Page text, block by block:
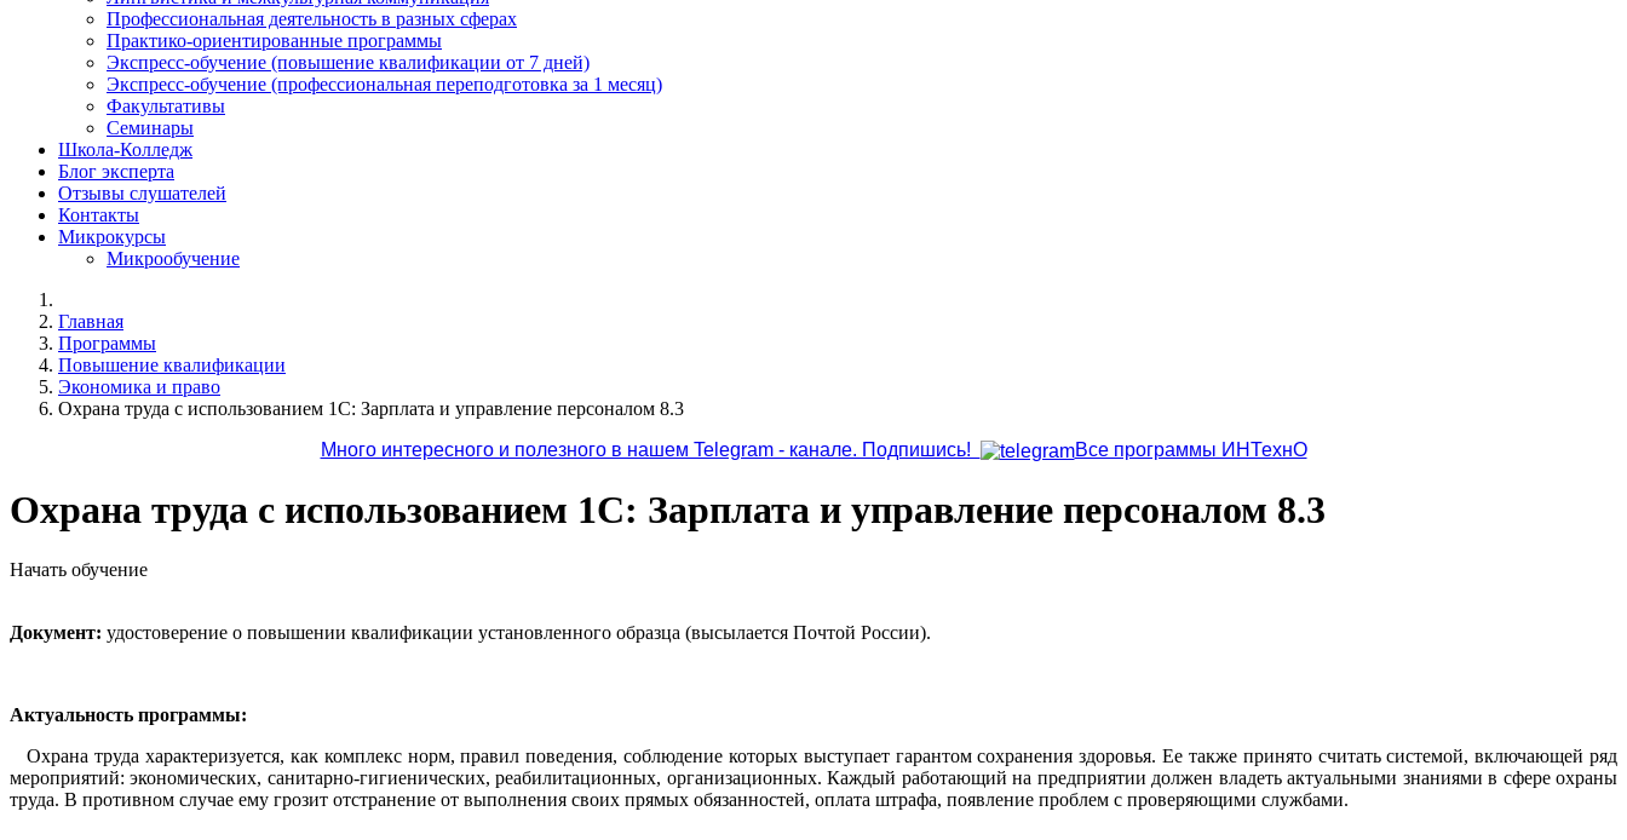
Профессиональная деятельность в разных сферах
Практико-ориентированные программы
Экспресс-обучение (повышение квалификации от 7 дней)
Экспресс-обучение (профессиональная переподготовка за 1 месяц)
Факультативы
Семинары
Школа-Колледж
Блог эксперта
Отзывы слушателей
Контакты
Микрокурсы
Микрообучение
Главная
Программы
Повышение квалификации
Экономика и право
Охрана труда с использованием 1С: Зарплата и управление персоналом 8.3
Много интересного и полезного в нашем Telegram - канале. Подпишись!
Все программы ИНТехнО
Охрана труда с использованием 1С: Зарплата и управление персоналом 8.3
Начать обучение
Документ: удостоверение о повышении квалификации установленного образца (высылается Почтой России).
Актуальность программы:
Охрана труда характеризуется, как комплекс норм, правил поведения, соблюдение которых выступает гарантом сохранения здоровья. Ее также принято считать системой, включающей ряд
мероприятий: экономических, санитарно-гигиенических, реабилитационных, организационных. Каждый работающий на предприятии должен владеть актуальными знаниями в сфере охраны
труда. В противном случае ему грозит отстранение от выполнения своих прямых обязанностей, оплата штрафа, появление проблем с проверяющими службами.